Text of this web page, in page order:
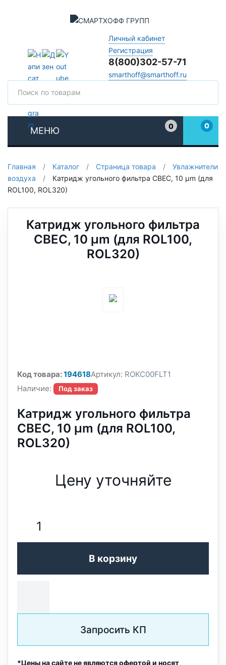
Личный кабинет
Регистрация
8(800)302-57-71
smarthoff@smarthoff.ru
МЕНЮ
0
0
Главная / Каталог / Страница товара /
Увлажнители
воздуха
/
Катридж угольного фильтра CBEC, 10 µm (для
ROL100, ROL320)
Катридж угольного фильтра
CBEC, 10 µm (для ROL100,
ROL320)
Код товара:194618Артикул: ROKC00FLT1
Наличие:
Под заказ
Катридж угольного фильтра
CBEC, 10 µm (для ROL100,
ROL320)
Цену уточняйте
В корзину
Запросить КП
*Цены на сайте не являются офертой и носят